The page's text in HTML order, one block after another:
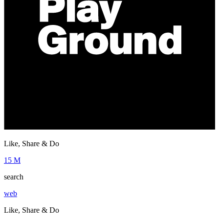
Like, Share & Do
15 M
search
web
Like, Share & Do